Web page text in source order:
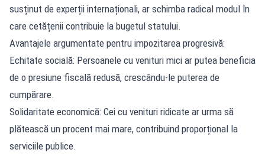
susținut de experții internaționali, ar schimba radical modul în
care cetățenii contribuie la bugetul statului.
Avantajele argumentate pentru impozitarea progresivă:
Echitate socială: Persoanele cu venituri mici ar putea beneficia
de o presiune fiscală redusă, crescându-le puterea de
cumpărare.
Solidaritate economică: Cei cu venituri ridicate ar urma să
plătească un procent mai mare, contribuind proporțional la
serviciile publice.